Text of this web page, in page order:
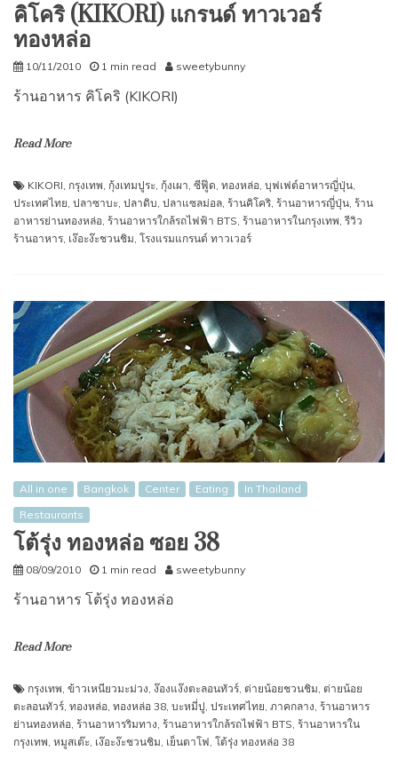
คิโคริ (KIKORI) แกรนด์ ทาวเวอร์
ทองหล่อ
10/11/2010 1 min read sweetybunny
ร้านอาหาร คิโคริ (KIKORI)
Read More
KIKORI, กรุงเทพ, กุ้งเทมปูระ, กุ้งเผา, ซีฟู๊ด, ทองหล่อ, บุฟเฟต์อาหารญี่ปุ่น,
ประเทศไทย, ปลาซาบะ, ปลาดิบ, ปลาแซลม่อล, ร้านคิโคริ, ร้านอาหารญี่ปุ่น, ร้าน
อาหารย่านทองหล่อ, ร้านอาหารใกล้รถไฟฟ้า BTS, ร้านอาหารในกรุงเทพ,รีวิว
ร้านอาหาร, เง๊อะง๊ะชวนชิม, โรงแรมแกรนด์ ทาวเวอร์
All in one Bangkok Center Eating
In Thailand
Restaurants
โต้รุ่ง ทองหล่อ ซอย 38
08/09/2010 1 min read sweetybunny
ร้านอาหาร โต้รุ่ง ทองหล่อ
Read More
กรุงเทพ, ข้าวเหนียวมะม่วง, ง๊องแง๊งตะลอนทัวร์, ต่ายน้อยชวนชิม, ต่ายน้อย
ตะลอนทัวร์, ทองหล่อ, ทองหล่อ 38, บะหมี่ปู, ประเทศไทย, ภาคกลาง, ร้านอาหาร
ย่านทองหล่อ, ร้านอาหารริมทาง, ร้านอาหารใกล้รถไฟฟ้า BTS, ร้านอาหารใน
กรุงเทพ, หมูสเต๊ะ, เง๊อะง๊ะชวนชิม, เย็นตาโฟ, โต้รุ่ง ทองหล่อ 38